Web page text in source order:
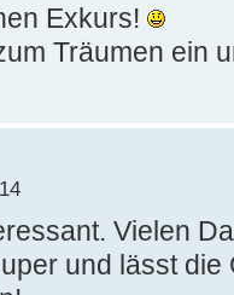
Exkurs!
Träumen ein
Vielen
und lässt